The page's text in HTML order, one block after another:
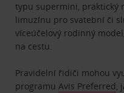
typu supermini, praktický
limuzínu pro svatební či
víceúčelový rodinný
na cestu.
Pravidelní řidiči mohou
programuAvis Preferred,